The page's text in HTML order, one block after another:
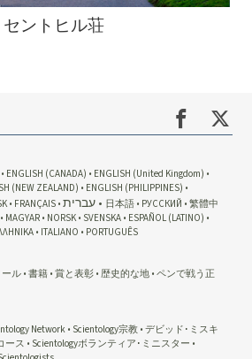
セントヒル荘
ENGLISH (CANADA)
ENGLISH (United Kingdom)
(NEW ZEALAND)
ENGLISH (PHILIPPINES)
FRANÇAIS עברית 日本語 РУССКИЙ
繁體中
MAGYAR NORSK SVENSKA ESPAÑOL (LATINO)
ITALIANO PORTUGUÊS
ール 書籍 賞と表彰 歴史的な地 ペンで戦う正
Network Scientology宗教 デビッド･ミスキ
ース
Scientologyボランティア･ミニスター